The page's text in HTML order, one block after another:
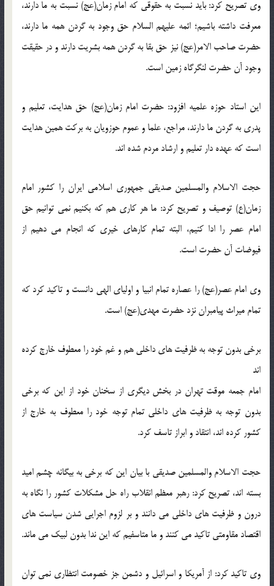
وی تصریح کرد: باید نسبت به حقوقی که امام زمان(عج) نسبت به ما دارند،
معرفت داشته باشیم؛ ائمه علیهم السلام حق وجود به گردن همه ما دارند،
حضرت صاحب الامر(عج) نیز حق بقا به گردن همه بشریت دارند و در حقیقت
وجود آن حضرت لنگرگاه زمین است.
این استاد حوزه علمیه افزود: حضرت امام زمان(عج) حق هدایت، تعلیم و
پدری به گردن ما دارند، مراجع، علما و عموم حوزویان به برکت همین هدایت
است که عهده دار تعلیم و ارشاد مردم شده اند.
حجت الاسلام والمسلمین صدیقی جمهوری اسلامی ایران را کشور امام
زمان(ع) توصیف و تصریح کرد: ما هر کاری هم که بکنیم نمی توانیم حق
امام عصر را ادا کنیم، البته تمام کارهای خیری که انجام می دهیم از
فیوضات آن حضرت است.
وی امام عصر(عج) را عصاره تمام انبیا و اولیای الهی دانست و تاکید کرد که
تمام میراث پیامبران نزد حضرت مهدی(عج) است.
برخی بدون توجه به ظرفیت های داخلی هم و غم خود را معطوف خارج کرده
اند
امام جمعه موقت تهران در بخش دیگری از سخنان خود از این که برخی
بدون توجه به ظرفیت های داخلی تمام توجه خود را معطوف به خارج از
کشور کرده اند، انتقاد و ابراز تاسف کرد.
حجت الاسلام والمسلمین صدیقی با بیان این که برخی به بیگانه چشم امید
بسته اند، تصریح کرد: رهبر معظم انقلاب راه حل مشکلات کشور را نگاه به
درون و ظرفیت های داخلی می دانند و بر لزوم اجرایی شدن سیاست های
اقتصاد مقاومتی تاکید می کنند و ما متاسفیم که این ندا بدون لبیک می ماند.
وی تاکید کرد: از آمریکا و اسرائیل و دشمن جز خصومت انتظاری نمی توان